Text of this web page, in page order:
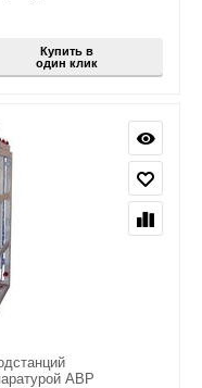
Купить в
один клик
АВР